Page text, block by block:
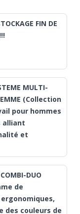
FIN DE
MULTI-
(Collection
pour hommes
alliant
et
DUO
de
des couleurs de